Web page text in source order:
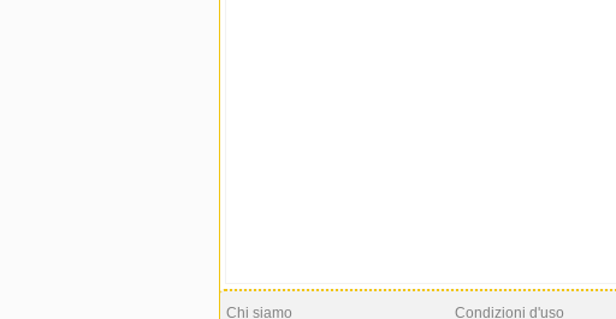
Chi siamo Condizioni d'uso